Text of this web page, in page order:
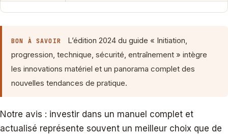
BON À SAVOIR
L’édition 2024 du guide « Initiation,
progression, technique, sécurité, entraînement » intègre
les innovations matériel et un panorama complet des
nouvelles tendances de pratique.
Notre avis : investir dans un manuel complet et
actualisé représente souvent un meilleur choix que de